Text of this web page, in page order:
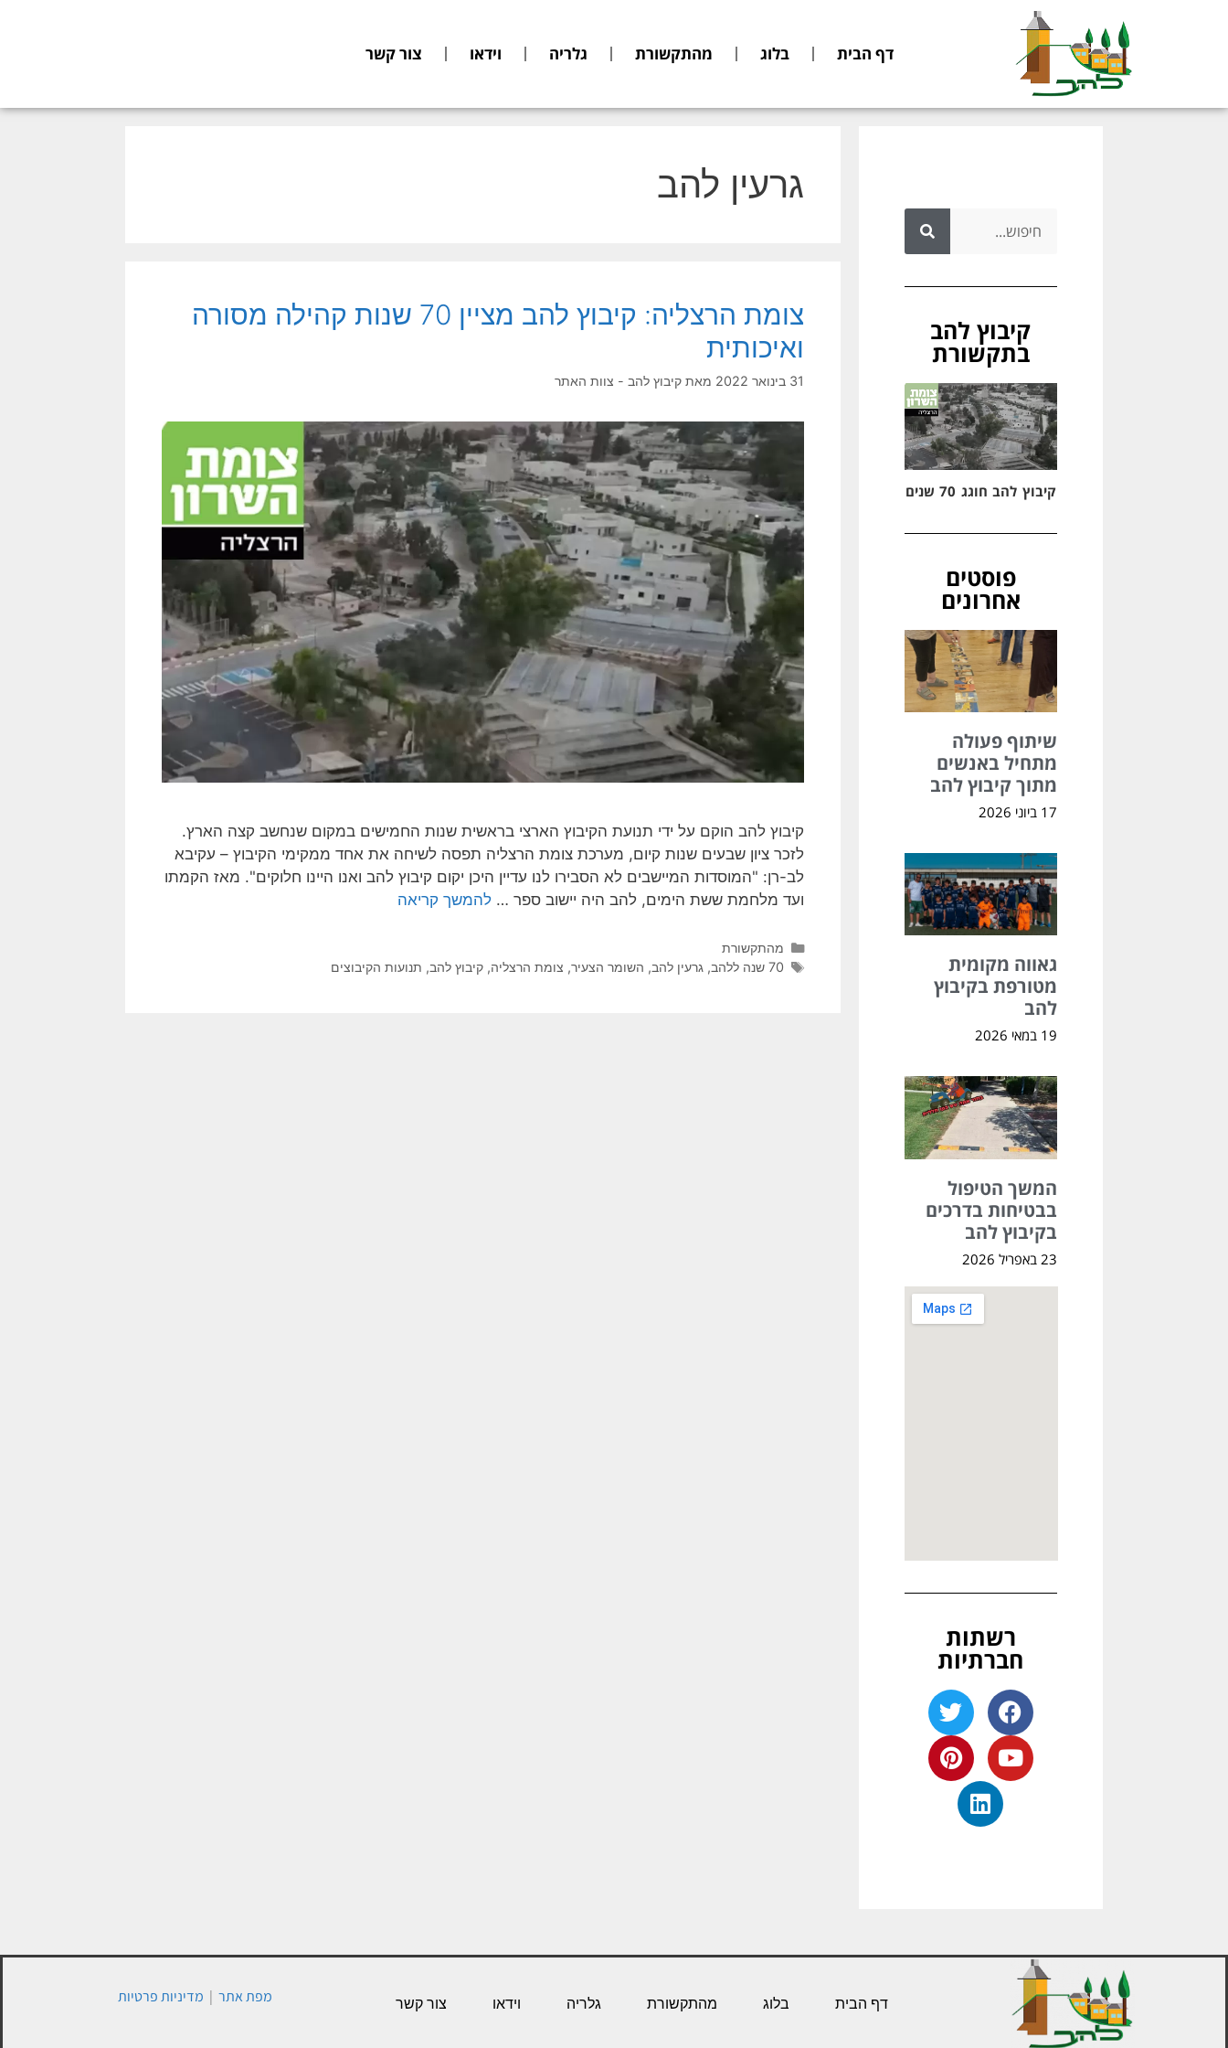
דף הבית בלוג מהתקשורת גלריה וידאו צור קשר
גרעין להב
צומת הרצליה: קיבוץ להב מציין 70 שנות קהילה מסורה
ואיכותית
31 בינואר 2022 מאתקיבוץ להב - צוות האתר
קיבוץ להב הוקם על ידי תנועת הקיבוץ הארצי בראשית שנות החמישים במקום שנחשב קצה הארץ.
לזכר ציון שבעים שנות קיום, מערכת צומת הרצליה תפסה לשיחה את אחד ממקימי הקיבוץ – עקיבא
לב-רן: "המוסדות המיישבים לא הסבירו לנו עדיין היכן יקום קיבוץ להב ואנו היינו חלוקים". מאז הקמתו
ועד מלחמת ששת הימים, להב היה יישוב ספר …להמשך קריאה
מהתקשורת
70 שנה ללהב
,גרעין להב, השומר הצעיר, צומת הרצליה,קיבוץ להב, תנועות הקיבוצים
קיבוץ להב
בתקשורת
קיבוץ להב חוגג 70 שנים
פוסטים
אחרונים
שיתוף פעולה
מתחיל באנשים
מתוך קיבוץ להב
17 ביוני 2026
גאווה מקומית
מטורפת בקיבוץ
להב
19 במאי 2026
המשך הטיפול
בבטיחות בדרכים
בקיבוץ להב
23 באפריל 2026
רשתות
חברתיות
דף הבית בלוג מהתקשורת גלריה וידאו צור קשר מפת אתר | מדיניות פרטיות